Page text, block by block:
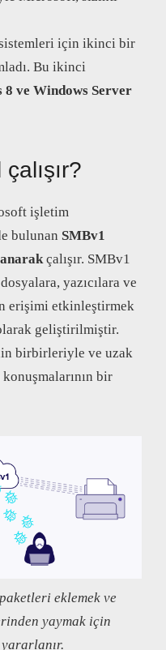
için ikinci bir
Bu ikinci
8 ve Windows Server
işletim
bulunan SMBv1
çalışır. SMBv1
yazıcılara ve
erişimi etkinleştirmek
geliştirilmiştir.
birbirleriyle ve uzak
bir
eklemek ve
yaymak için